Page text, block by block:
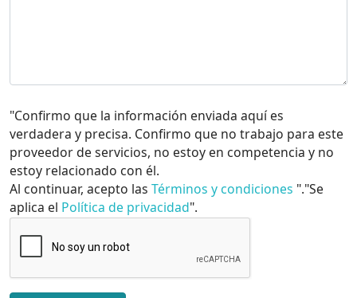
"Confirmo que la información enviada aquí es
verdadera y precisa. Confirmo que no trabajo para este
proveedor de servicios, no estoy en competencia y no
estoy relacionado con él.
Al continuar, acepto las Términos y condiciones "."Se
aplica el Política de privacidad".